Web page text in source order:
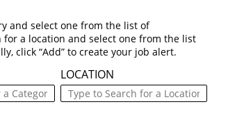
and select one from the list of
for a location and select one from the list
click “Add” to create your job alert.
LOCATION